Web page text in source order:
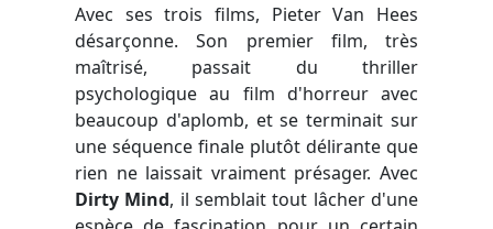
Avec ses trois films, Pieter Van Hees
désarçonne. Son premier film, très
maîtrisé, passait du thriller
psychologique au film d'horreur avec
beaucoup d'aplomb, et se terminait sur
une séquence finale plutôt délirante que
rien ne laissait vraiment présager. Avec
Dirty Mind, il semblait tout lâcher d'une